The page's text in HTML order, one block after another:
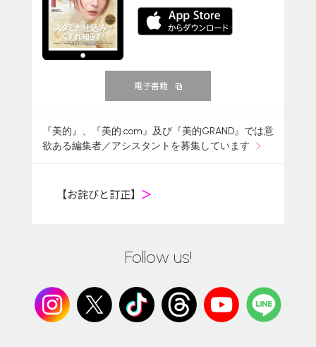
電子書籍
『美的』、『美的.com』及び『美的GRAND』では意
欲ある編集者／アシスタントを募集しています
【お詫びと訂正】 ＞
Follow us!